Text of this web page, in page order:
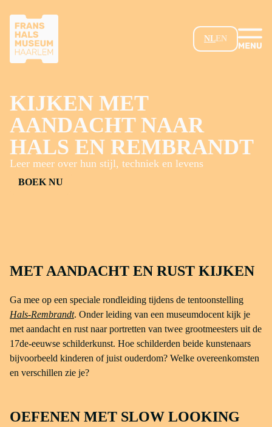
GA NAAR HOOFDINHOUD
NLEN
KIJKEN MET
AANDACHT NAAR
HALS EN REMBRANDT
Leer meer over hun stijl, techniek en levens
BOEK NU
MET AANDACHT EN RUST KIJKEN
Ga mee op een speciale rondleiding tijdens de tentoonstelling
Hals-Rembrandt. Onder leiding van een museumdocent kijk je
met aandacht en rust naar portretten van twee grootmeesters uit de
17de-eeuwse schilderkunst. Hoe schilderden beide kunstenaars
bijvoorbeeld kinderen of juist ouderdom? Welke overeenkomsten
en verschillen zie je?
OEFENEN MET SLOW LOOKING